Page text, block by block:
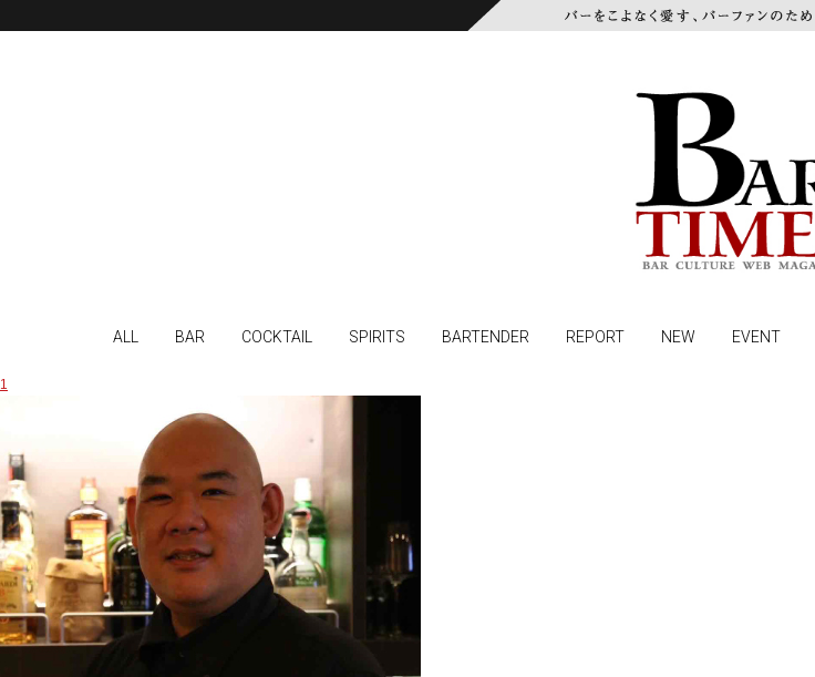
ALL BAR COCKTAIL SPIRITS BARTENDER REPORT NEW EVENT
1